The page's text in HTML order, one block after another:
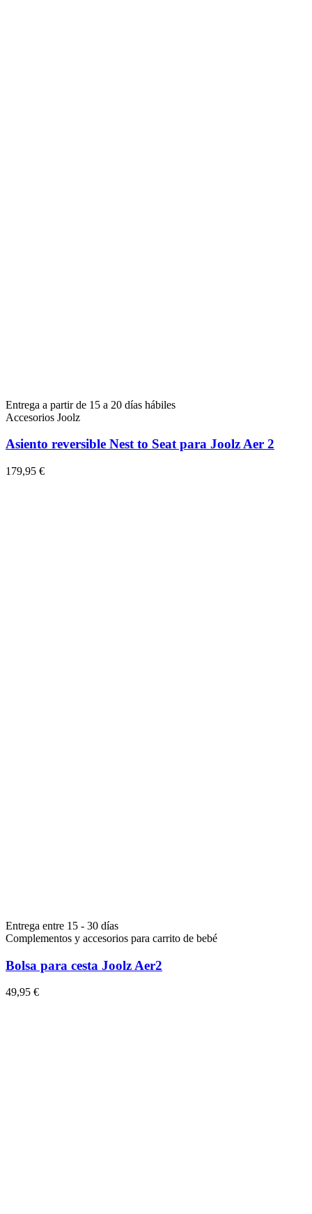
Entrega a partir de 15 a 20 días hábiles
Accesorios Joolz
Asiento reversible Nest to Seat para Joolz Aer 2
179,95 €
Entrega entre 15 - 30 días
Complementos y accesorios para carrito de bebé
Bolsa para cesta Joolz Aer2
49,95 €